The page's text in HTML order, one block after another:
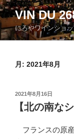
コ
ン
テ
ン
VIN DU
にろやワインショ
月: 2021年8月
投
日:
2021年8月16日
【北の南な
フランスの原